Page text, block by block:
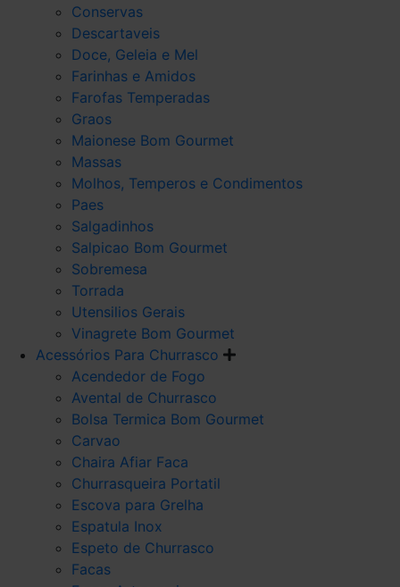
Conservas
Descartaveis
Doce, Geleia e Mel
Farinhas e Amidos
Farofas Temperadas
Graos
Maionese Bom Gourmet
Massas
Molhos, Temperos e Condimentos
Paes
Salgadinhos
Salpicao Bom Gourmet
Sobremesa
Torrada
Utensilios Gerais
Vinagrete Bom Gourmet
Acessórios Para Churrasco
Acendedor de Fogo
Avental de Churrasco
Bolsa Termica Bom Gourmet
Carvao
Chaira Afiar Faca
Churrasqueira Portatil
Escova para Grelha
Espatula Inox
Espeto de Churrasco
Facas